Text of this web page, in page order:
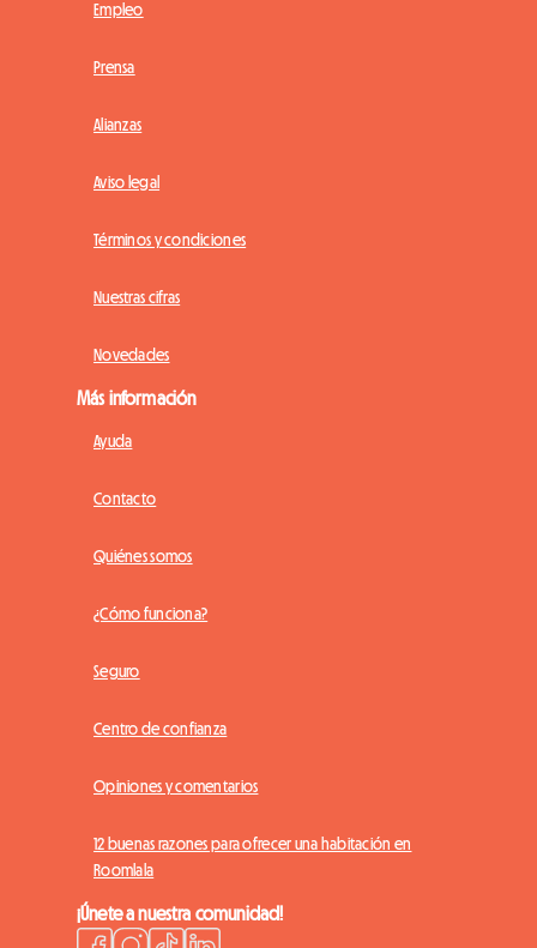
Empleo
Prensa
Alianzas
Aviso legal
Términos y condiciones
Nuestras cifras
Novedades
Más información
Ayuda
Contacto
Quiénes somos
¿Cómo funciona?
Seguro
Centro de confianza
Opiniones y comentarios
12 buenas razones para ofrecer una habitación en
Roomlala
¡Únete a nuestra comunidad!